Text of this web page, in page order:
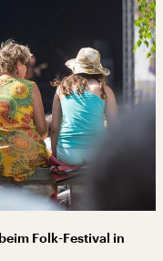
Folk-Festival in